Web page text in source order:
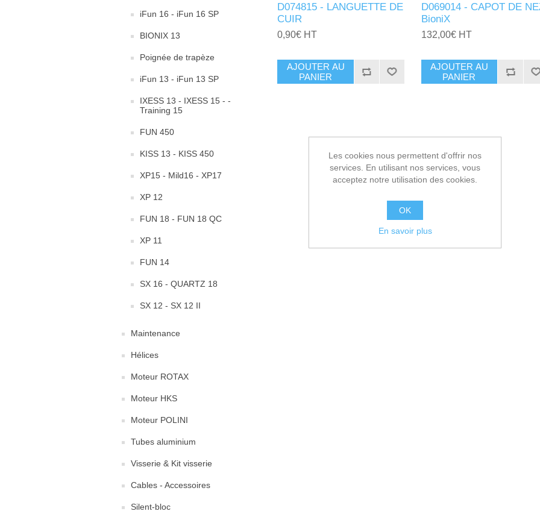
iFun 16 - iFun 16 SP
BIONIX 13
Poignée de trapèze
iFun 13 - iFun 13 SP
IXESS 13 - IXESS 15 - -
Training 15
FUN 450
KISS 13 - KISS 450
XP15 - Mild16 - XP17
XP 12
FUN 18 - FUN 18 QC
XP 11
FUN 14
SX 16 - QUARTZ 18
SX 12 - SX 12 II
Maintenance
Hélices
Moteur ROTAX
Moteur HKS
Moteur POLINI
Tubes aluminium
Visserie & Kit visserie
Cables - Accessoires
Silent-bloc
D074815 - LANGUETTE DE
CUIR
0,90€ HT
AJOUTER AU
PANIER
D069014 - CAPOT DE
BioniX
132,00€ HT
AJOUTER AU
PANIER
Les cookies nous permettent d'offrir nos
services. En utilisant nos services, vous
acceptez notre utilisation des cookies.
OK
En savoir plus